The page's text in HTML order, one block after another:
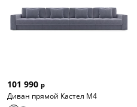
101 990 р
Диван прямой Кастел М4